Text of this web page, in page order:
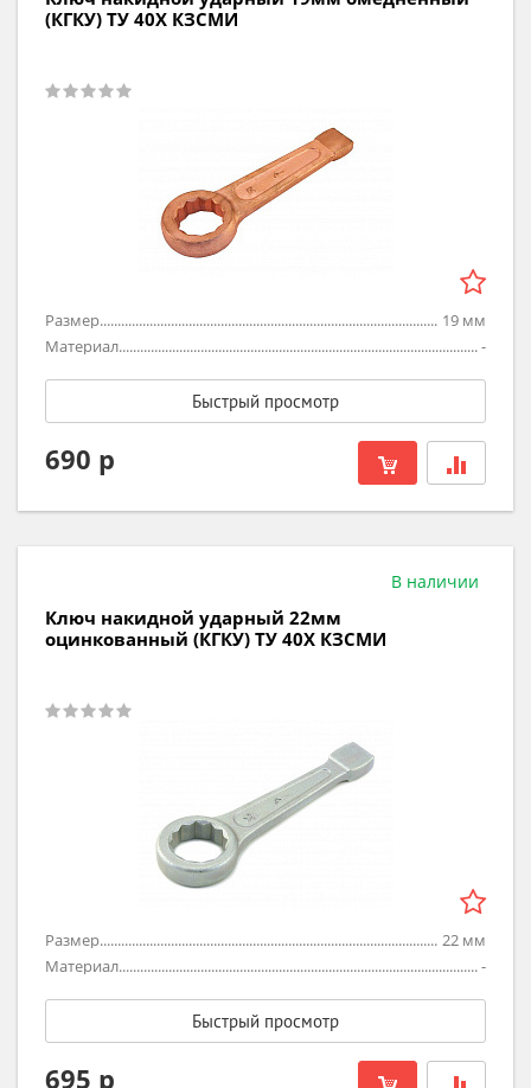
(КГКУ) ТУ 40Х КЗСМИ
Размер 19 мм
Материал
-
Быстрый просмотр
690 р
В наличии
Ключ накидной ударный 22мм
оцинкованный (КГКУ) ТУ 40Х КЗСМИ
Размер 22 мм
Материал
-
Быстрый просмотр
695 р